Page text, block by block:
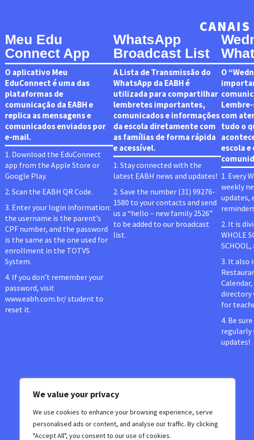
We value your privacy
We use cookies to enhance your browsing experience, serve
personalised ads or content, and analyse our traffic. By clicking
"Accept All", you consent to our use of cookies.
CANAIS
Meu Edu
Connect App
O aplicativo Meu
EduConnect é uma das
plataformas de
comunicação da EABH e
replica as mensagens e
comunicados enviados por
e-mail.
1. Download the EduConnect
app from the Apple Store or
Google Play.
2. Scan the EABH QR Code.
3. Enter your login information:
the username is the parent’s
CPF number, and the password
is the same as the one used for
enrollment in the TOTVS
System.
4. If you don’t remember your
password, visit
www.eabh.com.br/ student to
reset it.
WhatsApp
Broadcast List
A Lista de Transmissão do
WhatsApp da EABH é
utilizada para compartilhar
lembretes importantes,
comunicados e informações
da escola diretamente com
as famílias de forma rápida
e acessível.
1. Stay connected with the
latest EABH news and updates!
2. Save the number (31) 99276-
1580 to your contacts and send
us a “hello – new family 2526”
to be added to our broadcast
list.
What
O
com
tudo o
escola e
1. Every
weekly
updates,
2. It is
WHOLE
SCHOOL,
3. It also
directory
for
4. Be
regularly
updates!